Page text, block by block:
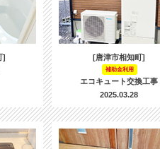
]
[唐津市相知町]
補助金利用
エコキュート交換工事
2025.03.28